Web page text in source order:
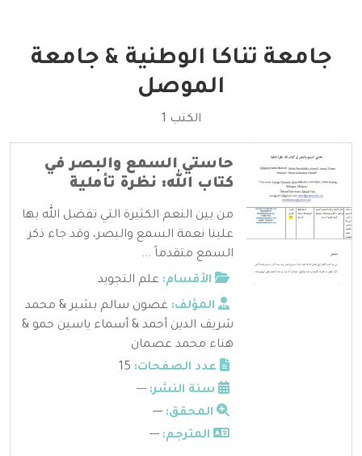
جامعة تناكا الوطنية & جامعة
الموصل
الكتب 1
حاستي السمع والبصر في
كتاب الله: نظرة تأملية
من بين النعم الكثيرة التي تفضل الله بها
علينا نعمة السمع والبصر، وقد جاء ذكر
السمع متقدماً ...
الأقسام: علم التجويد
المؤلف: غصون سالم بشير & محمد
شريف الدين أحمد & أسماء ياسين حمو &
هناء محمد عصمان
عدد الصفحات:
سنة النشر: ---
المحقق: ---
المترجم: ---